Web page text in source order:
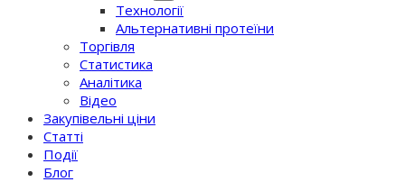
Технології
Альтернативні протеїни
Торгівля
Статистика
Аналітика
Відео
Закупівельні ціни
Статті
Події
Блог